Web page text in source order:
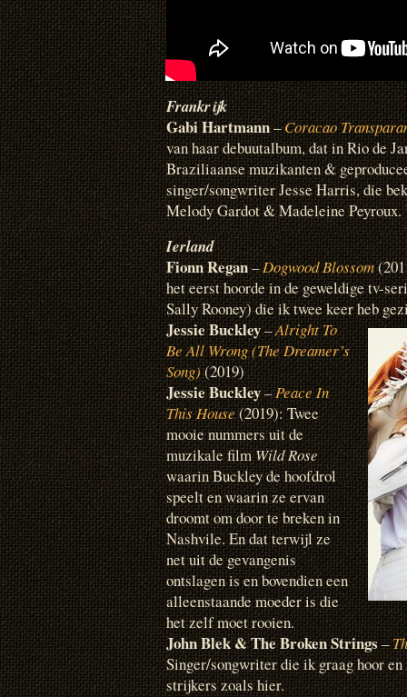
Frankrijk
Gabi Hartmann–Coracao
van haar debuutalbum, dat in Rio de
Braziliaanse muzikanten &
singer/songwriter Jesse Harris, die
Melody Gardot & Madeleine Peyroux.
Ierland
Fionn Regan–Dogwood Blossom
het eerst hoorde in de geweldige tv-
Sally Rooney) die ik twee keer heb
Jessie Buckley–Alright To
Be All Wrong (The Dreamer’s
Song)(2019)
Jessie Buckley–Peace In
This House(2019): Twee
mooie nummers uit de
muzikale filmWild Rose
waarin Buckley de hoofdrol
speelt en waarin ze ervan
droomt om door te breken in
Nashvile. En dat terwijl ze
net uit de gevangenis
ontslagen is en bovendien een
alleenstaande moeder is die
het zelf moet rooien.
John Blek & The Broken Strings–
Singer/songwriter die ik graag hoor
strijkers zoals hier.